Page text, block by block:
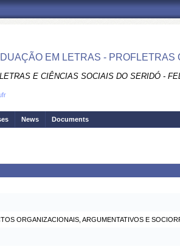
EM LETRAS - PROFLETRAS
E CIÊNCIAS SOCIAIS DO SERIDÓ -
News Documents
ORGANIZACIONAIS, ARGUMENTATIVOS E